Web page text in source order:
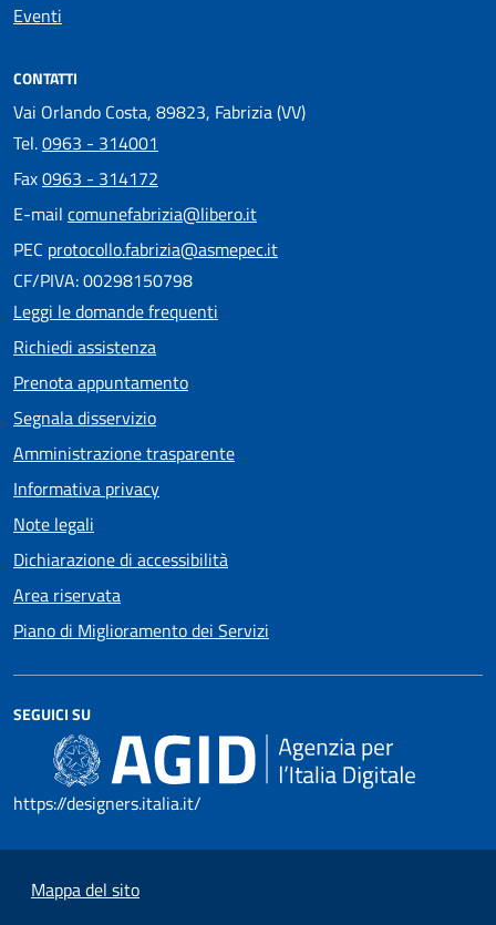
Eventi
CONTATTI
Vai Orlando Costa, 89823, Fabrizia (VV)
Tel.0963 - 314001
Fax0963 - 314172
E-mail comunefabrizia@libero.it
PEC protocollo.fabrizia@asmepec.it
CF/PIVA: 00298150798
Leggi le domande frequenti
Richiedi assistenza
Prenota appuntamento
Segnala disservizio
Amministrazione trasparente
Informativa privacy
Note legali
Dichiarazione di accessibilità
Area riservata
Piano di Miglioramento dei Servizi
SEGUICI SU
https://designers.italia.it/
Mappa del sito